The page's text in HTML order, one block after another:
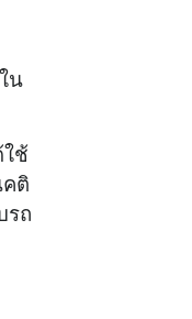
น
ช้
คติ
รถ